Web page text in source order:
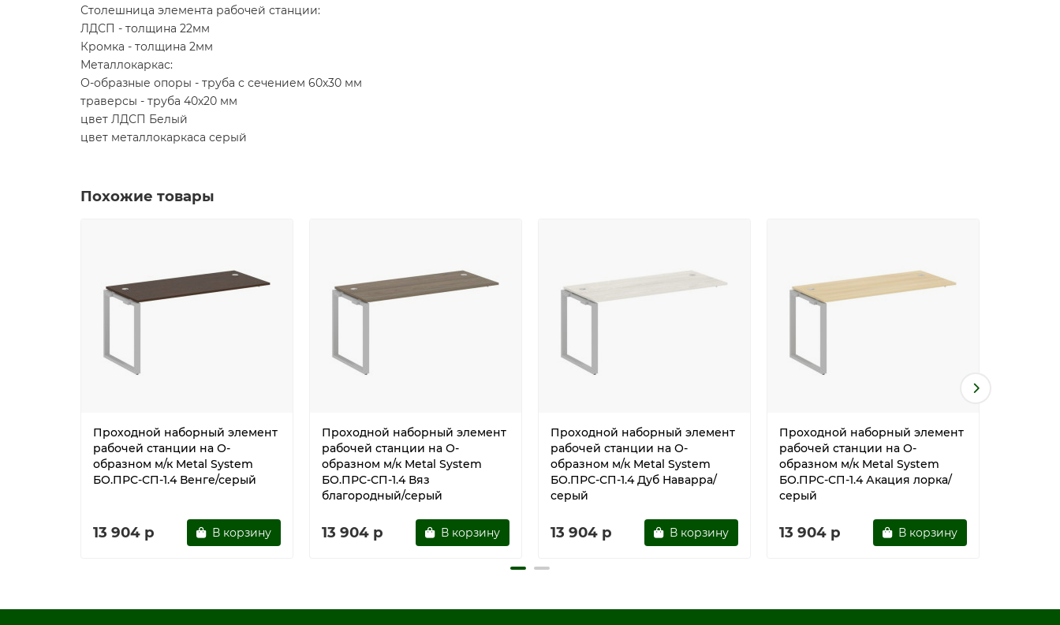
Столешница элемента рабочей станции:
ЛДСП - толщина 22мм
Кромка - толщина 2мм
Металлокаркас:
О-образные опоры - труба с сечением 60х30 мм
траверсы - труба 40х20 мм
цвет ЛДСП Белый
цвет металлокаркаса серый
Похожие товары
Проходной наборный элемент
рабочей станции на О-
образном м/к Metal System
БО.ПРС-СП-1.4 Венге/серый
13 904 р В корзину
Проходной наборный элемент
рабочей станции на О-
образном м/к Metal System
БО.ПРС-СП-1.4 Вяз
благородный/серый
13 904 р В корзину
Проходной наборный элемент
рабочей станции на О-
образном м/к Metal System
БО.ПРС-СП-1.4 Дуб Наварра/
серый
13 904 р В корзину
Проходной наборный элемент
рабочей станции на О-
образном м/к Metal System
БО.ПРС-СП-1.4 Акация лорка/
серый
13 904 р В корзину